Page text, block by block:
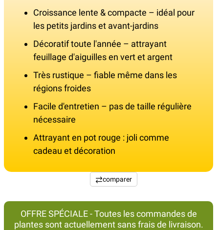
Croissance lente & compacte – idéal pour
les petits jardins et avant-jardins
Décoratif toute l'année – attrayant
feuillage d'aiguilles en vert et argent
Très rustique – fiable même dans les
régions froides
Facile d'entretien – pas de taille régulière
nécessaire
Attrayant en pot rouge : joli comme
cadeau et décoration
comparer
OFFRE SPÉCIALE - Toutes les commandes de
plantes sont actuellement sans frais de livraison.